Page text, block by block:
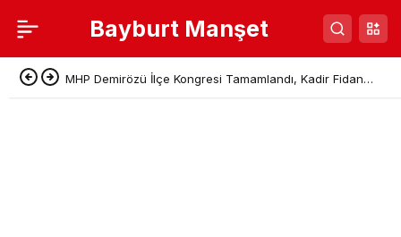
Bayburt Manşet
MHP Demirözü İlçe Kongresi Tamamlandı, Kadir Fidan